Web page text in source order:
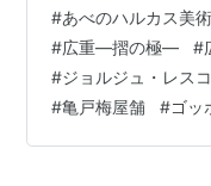
べのハルカス美術館
のハルカス16階 広
日（土）～ 9月1日
（日） 後期：8月6
火～金 / 10：00～
#あべのハルカス美
#広重―摺の極― #
#ジョルジュ・レス
#亀戸梅屋舗 #ゴッ